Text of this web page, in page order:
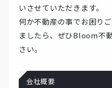
いさせていただきます。
何か不動産の事でお困り
ましたら、ぜひBloom不
さい。
会社概要